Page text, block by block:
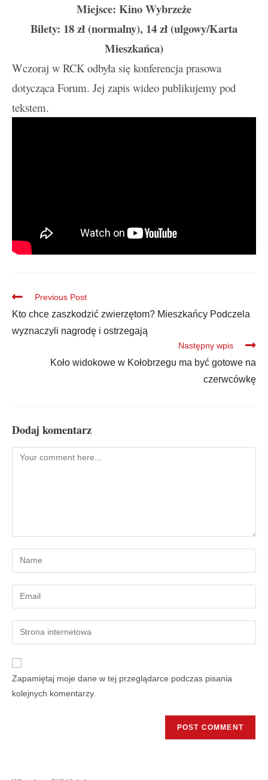
Miejsce: Kino Wybrzeże
Bilety: 18 zł (normalny), 14 zł (ulgowy/Karta
Mieszkańca)
Wczoraj w RCK odbyła się konferencja prasowa
dotycząca Forum. Jej zapis wideo publikujemy pod
tekstem.
Previous Post
Kto chce zaszkodzić zwierzętom? Mieszkańcy Podczela
wyznaczyli nagrodę i ostrzegają
Następny wpis
Koło widokowe w Kołobrzegu ma być gotowe na
czerwcówkę
Dodaj komentarz
Zapamiętaj moje dane w tej przeglądarce podczas pisania
kolejnych komentarzy.